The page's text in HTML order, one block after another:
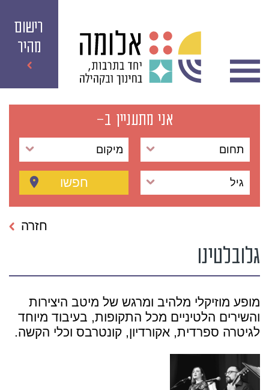
רישום
מהיר
אני מתעניין ב-
תחום מיקום
גיל חפשו
גלובלטינו
חזרה
מופע מוזיקלי מלהיב ומרגש של מיטב היצירות
והשירים הלטיניים מכל התקופות, בעיבוד מיוחד
לגיטרה ספרדית, אקורדיון, קונטרבס וכלי הקשה.